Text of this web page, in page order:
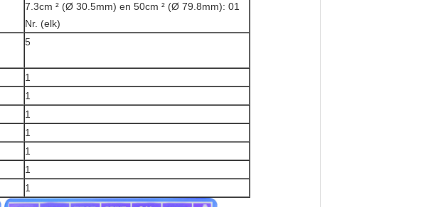
7.3cm ² (Ø 30.5mm) en 50cm ² (Ø 79.8mm): 01
Nr. (elk)
5
1
1
1
1
1
1
1